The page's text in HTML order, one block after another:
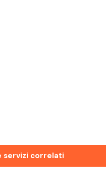
servizi correlati